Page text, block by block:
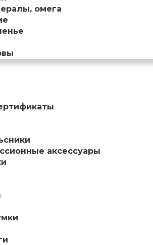
омега
аксессуары